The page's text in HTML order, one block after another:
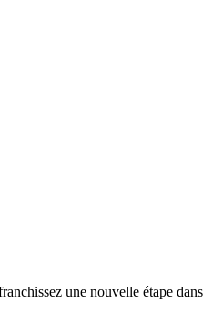
une nouvelle étape dans